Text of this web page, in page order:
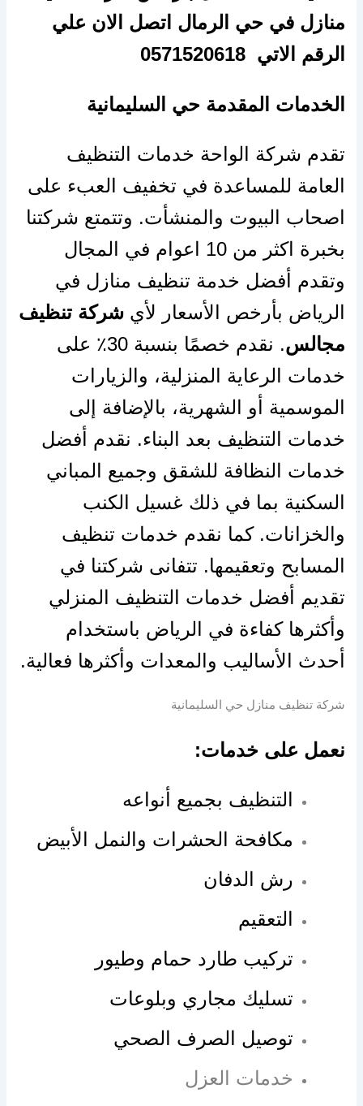
منازل في حي الرمال اتصل الان علي
الرقم الاتي 0571520618
الخدمات المقدمة حي السليمانية
تقدم شركة الواحة خدمات التنظيف
العامة للمساعدة في تخفيف العبء على
اصحاب البيوت والمنشأت. وتتمتع شركتنا
بخبرة اكثر من 10 اعوام في المجال
وتقدم أفضل خدمة تنظيف منازل في
الرياض بأرخص الأسعار لأيشركة تنظيف
مجالس
. نقدم خصمًا بنسبة 30٪ على
خدمات الرعاية المنزلية، والزيارات
الموسمية أو الشهرية، بالإضافة إلى
خدمات التنظيف بعد البناء. نقدم أفضل
خدمات النظافة للشقق وجميع المباني
السكنية بما في ذلك غسيل الكنب
والخزانات. كما نقدم خدمات تنظيف
المسابح وتعقيمها. تتفانى شركتنا في
تقديم أفضل خدمات التنظيف المنزلي
وأكثرها كفاءة في الرياض باستخدام
أحدث الأساليب والمعدات وأكثرها فعالية.
شركة تنظيف منازل حي السليمانية
نعمل على خدمات:
التنظيف بجميع أنواعه
مكافحة الحشرات والنمل الأبيض
رش الدفان
التعقيم
تركيب طارد حمام وطيور
تسليك مجاري وبلوعات
توصيل الصرف الصحي
خدمات العزل